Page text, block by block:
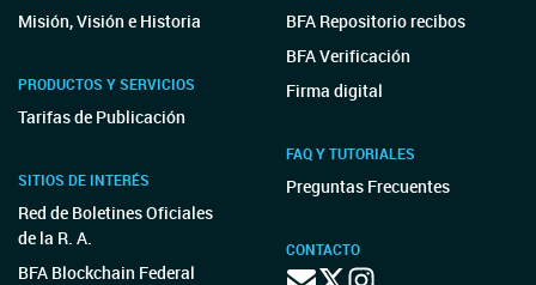
Misión, Visión e Historia
PRODUCTOS Y SERVICIOS
Tarifas de Publicación
SITIOS DE INTERÉS
Red de Boletines Oficiales
de la R. A.
BFA Blockchain Federal
BFA Repositorio recibos
BFA Verificación
Firma digital
FAQ Y TUTORIALES
Preguntas Frecuentes
CONTACTO